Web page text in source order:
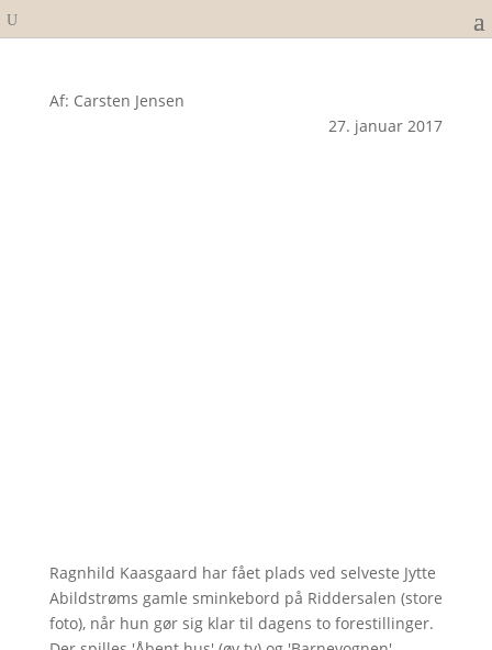
Af: Carsten Jensen
27. januar 2017
Ragnhild Kaasgaard har fået plads ved selveste Jytte
Abildstrøms gamle sminkebord på Riddersalen (store
foto), når hun gør sig klar til dagens to forestillinger.